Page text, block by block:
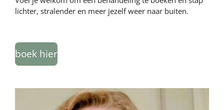
lichter, stralender en meer jezelf weer naar buiten.
boek hier